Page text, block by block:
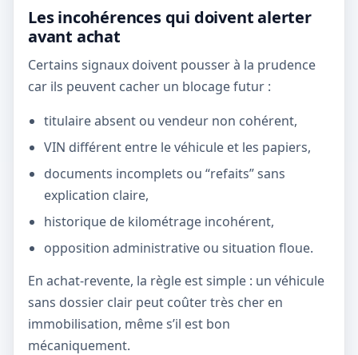
Les incohérences qui doivent alerter
avant achat
Certains signaux doivent pousser à la prudence
car ils peuvent cacher un blocage futur :
titulaire absent ou vendeur non cohérent,
VIN différent entre le véhicule et les papiers,
documents incomplets ou “refaits” sans
explication claire,
historique de kilométrage incohérent,
opposition administrative ou situation floue.
En achat-revente, la règle est simple : un véhicule
sans dossier clair peut coûter très cher en
immobilisation, même s’il est bon
mécaniquement.